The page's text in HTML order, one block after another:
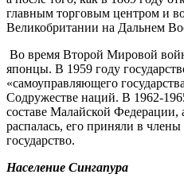
главным торговым центром и
Великобритании на Дальнем
Во время Второй Мировой
японцы. В 1959 году
«самоуправляющего
Содружестве наций. В 1962-
составе Малайской Федерации,
распалась, его приняли в
государство.
Население Сингапура